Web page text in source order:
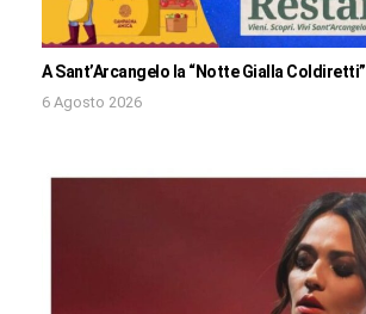
A Sant’Arcangelo la “Notte Gialla Coldiretti”
6 Agosto 2026